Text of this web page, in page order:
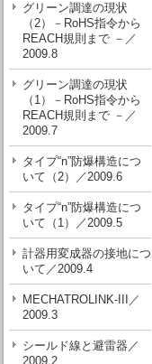
グリーン調達の現状
（2）－RoHS指令から
REACH規則まで －／
2009.8
グリーン調達の現状
（1）－RoHS指令から
REACH規則まで －／
2009.7
タイプ“n”防爆構造につ
いて（2）／2009.6
タイプ“n”防爆構造につ
いて（1）／2009.5
計器用変成器の接地につ
いて／2009.4
MECHATROLINK-III／
2009.3
シールド線と避雷器／
2009.2